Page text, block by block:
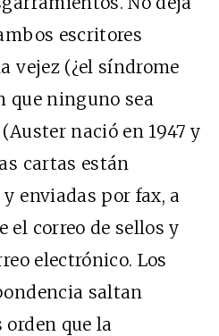
escritores
vejez (¿el síndrome
que ninguno sea
nació en 1947 y
cartas están
enviadas por fax, a
el correo de sellos y
electrónico. Los
saltan
que la